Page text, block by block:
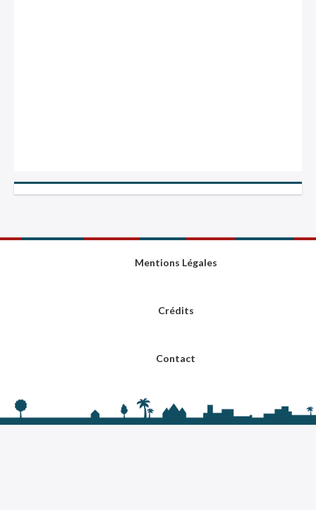
Mentions Légales
Crédits
Contact